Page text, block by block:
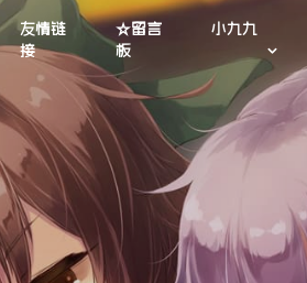
友情链
接
☆留言
板
小九九